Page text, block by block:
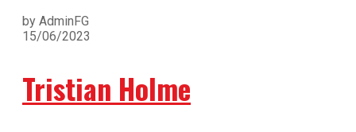
by AdminFG
15/06/2023
Tristian Holme